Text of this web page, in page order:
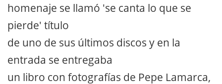
homenaje se llamó 'se canta lo que se
pierde' título
de uno de sus últimos discos y en la
entrada se entregaba
un libro con fotografías de Pepe Lamarca,